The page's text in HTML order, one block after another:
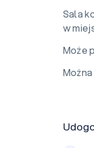
Sala
w
Może